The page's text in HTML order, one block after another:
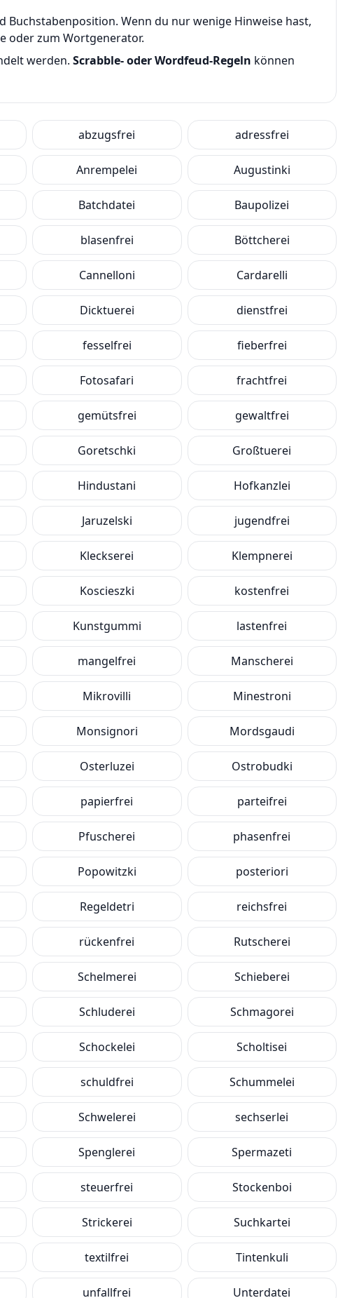
Wenn du nur wenige Hinweise hast,
oder zum Wortgenerator.
werden. Scrabble- oder Wordfeud-Regeln können
abzugsfrei adressfrei
Anrempelei Augustinki
Batchdatei Baupolizei
blasenfrei Böttcherei
Cannelloni Cardarelli
Dicktuerei dienstfrei
fesselfrei fieberfrei
Fotosafari frachtfrei
gemütsfrei gewaltfrei
Goretschki Großtuerei
Hindustani Hofkanzlei
Jaruzelski jugendfrei
Kleckserei Klempnerei
Koscieszki kostenfrei
Kunstgummi lastenfrei
mangelfrei Manscherei
Mikrovilli Minestroni
Monsignori Mordsgaudi
Osterluzei Ostrobudki
papierfrei parteifrei
Pfuscherei phasenfrei
Popowitzki posteriori
Regeldetri reichsfrei
rückenfrei Rutscherei
Schelmerei Schieberei
Schluderei Schmagorei
Schockelei Scholtisei
schuldfrei Schummelei
Schwelerei sechserlei
Spenglerei Spermazeti
steuerfrei Stockenboi
Strickerei Suchkartei
textilfrei Tintenkuli
unfallfrei Unterdatei